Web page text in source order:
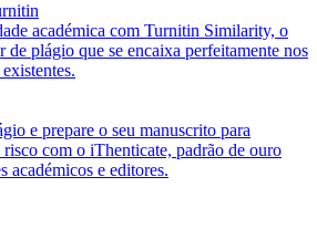
académica com Turnitin Similarity, o
de plágio que se encaixa perfeitamente nos
e prepare o seu manuscrito para
com o iThenticate, padrão de ouro
académicos e editores.